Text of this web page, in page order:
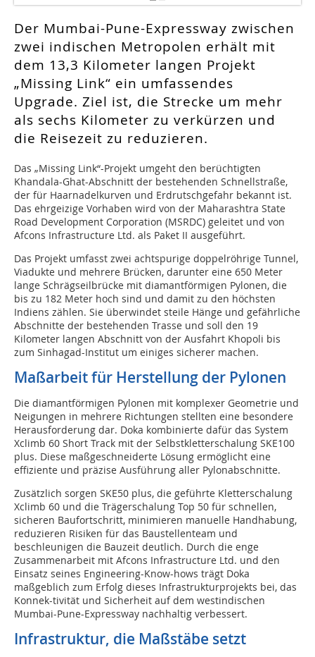
Der Mumbai-Pune-Expressway zwischen
zwei indischen Metropolen erhält mit
dem 13,3 Kilometer langen Projekt
„Missing Link“ ein umfassendes
Upgrade. Ziel ist, die Strecke um mehr
als sechs Kilometer zu verkürzen und
die Reisezeit zu reduzieren.
Das „Missing Link“-Projekt umgeht den berüchtigten
Khandala-Ghat-Abschnitt der bestehenden Schnellstraße,
der für Haarnadelkurven und Erdrutschgefahr bekannt ist.
Das ehrgeizige Vorhaben wird von der Maharashtra State
Road Development Corporation (MSRDC) geleitet und von
Afcons Infrastructure Ltd. als Paket II ausgeführt.
Das Projekt umfasst zwei achtspurige doppelröhrige Tunnel,
Viadukte und mehrere Brücken, darunter eine 650 Meter
lange Schrägseilbrücke mit diamantförmigen Pylonen, die
bis zu 182 Meter hoch sind und damit zu den höchsten
Indiens zählen. Sie überwindet steile Hänge und gefährliche
Abschnitte der bestehenden Trasse und soll den 19
Kilometer langen Abschnitt von der Ausfahrt Khopoli bis
zum Sinhagad-Institut um einiges sicherer machen.
Maßarbeit für Herstellung der Pylonen
Die diamantförmigen Pylonen mit komplexer Geometrie und
Neigungen in mehrere Richtungen stellten eine besondere
Herausforderung dar. Doka kombinierte dafür das System
Xclimb 60 Short Track mit der Selbstkletterschalung SKE100
plus. Diese maßgeschneiderte Lösung ermöglicht eine
effiziente und präzise Ausführung aller Pylonabschnitte.
Zusätzlich sorgen SKE50 plus, die geführte Kletterschalung
Xclimb 60 und die Trägerschalung Top 50 für schnellen,
sicheren Baufortschritt, minimieren manuelle Handhabung,
reduzieren Risiken für das Baustellenteam und
beschleunigen die Bauzeit deutlich. Durch die enge
Zusammenarbeit mit Afcons Infrastructure Ltd. und den
Einsatz seines Engineering-Know-hows trägt Doka
maßgeblich zum Erfolg dieses Infrastrukturprojekts bei, das
Konnek-tivität und Sicherheit auf dem westindischen
Mumbai-Pune-Expressway nachhaltig verbessert.
Infrastruktur, die Maßstäbe setzt